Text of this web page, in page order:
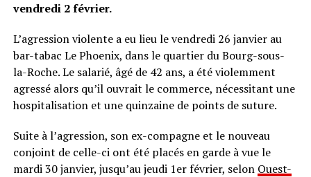
vendredi 2 février.
L’agression violente a eu lieu le vendredi 26 janvier au
bar-tabac Le Phoenix, dans le quartier du Bourg-sous-
la-Roche. Le salarié, âgé de 42 ans, a été violemment
agressé alors qu’il ouvrait le commerce, nécessitant une
hospitalisation et une quinzaine de points de suture.
Suite à l’agression, son ex-compagne et le nouveau
conjoint de celle-ci ont été placés en garde à vue le
mardi 30 janvier, jusqu’au jeudi 1er février, selon Ouest-